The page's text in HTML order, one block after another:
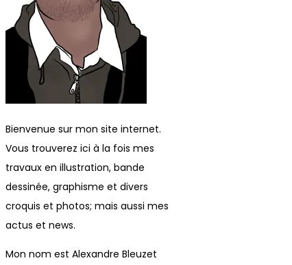
Bienvenue sur mon site internet.
Vous trouverez ici à la fois mes
travaux en illustration, bande
dessinée, graphisme et divers
croquis et photos; mais aussi mes
actus et news.
Mon nom est Alexandre Bleuzet